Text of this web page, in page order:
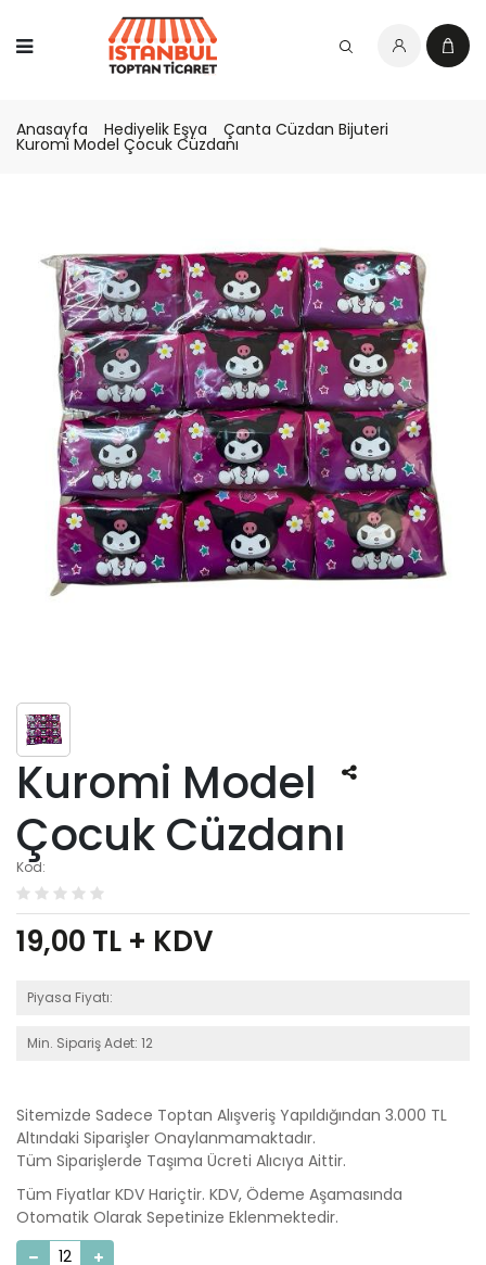
Anasayfa Hediyelik Eşya Çanta Cüzdan Bijuteri
Kuromi Model Çocuk Cüzdanı
Kuromi Model
Çocuk Cüzdanı
Kod:
19,00 TL + KDV
Piyasa Fiyatı:
Min. Sipariş Adet: 12
Sitemizde Sadece Toptan Alışveriş Yapıldığından 3.000 TL
Altındaki Siparişler Onaylanmamaktadır.
Tüm Siparişlerde Taşıma Ücreti Alıcıya Aittir.
Tüm Fiyatlar KDV Hariçtir. KDV, Ödeme Aşamasında
Otomatik Olarak Sepetinize Eklenmektedir.